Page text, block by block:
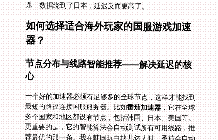
杀，数据绕到了日本，延迟反而更高了。
如何选择适合海外玩家的国服游戏加速
器？
节点分布与线路智能推荐——解决延迟的核
心
一个好的加速器必须有足够多的全球节点，这样才能找到
最短的路径连接国服服务器。比如番茄加速器，它在全球
多个国家和地区都设有节点，包括韩国、日本、美国等。
更重要的是，它的智能算法会自动测试所有可用线路，推
荐最优的那一条。我在韩国玩白块儿达人时，番茄会自动
匹配首尔到上海的直达线路，延迟直接降到40ms左右，